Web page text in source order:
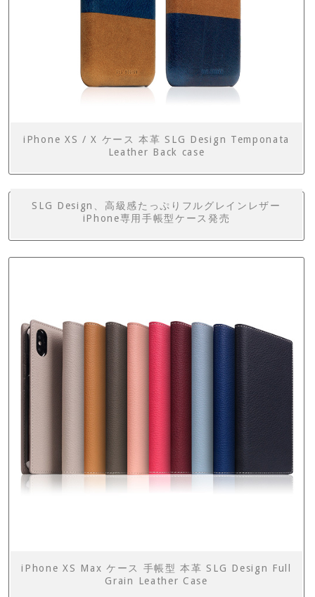
iPhone XS / X ケース 本革 SLG Design Temponata
Leather Back case
SLG Design、高級感たっぷりフルグレインレザー
iPhone専用手帳型ケース発売
iPhone XS Max ケース 手帳型 本革 SLG Design Full
Grain Leather Case